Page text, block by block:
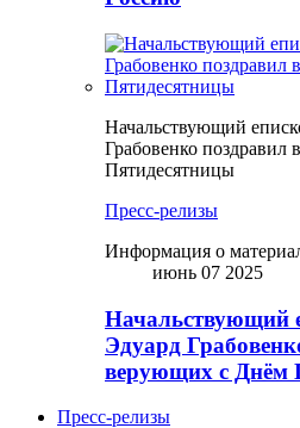
Начальствующий
Грабовенко
Пятидесятницы
Пресс-релизы
Информация о
июнь 07 2025
Начальствующий
Эдуард
верующих с Днём
Пресс-релизы